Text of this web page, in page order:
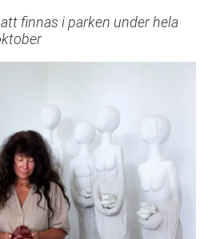
finnas i parken under hela